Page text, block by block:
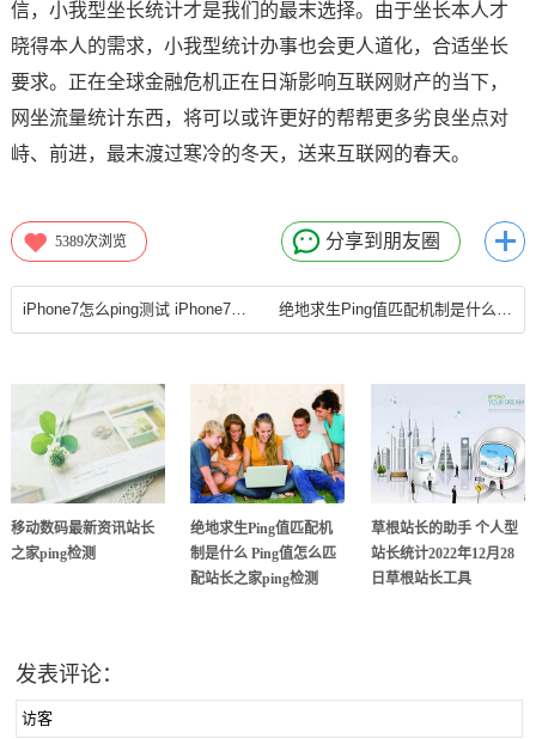
信，小我型坐长统计才是我们的最末选择。由于坐长本人才
晓得本人的需求，小我型统计办事也会更人道化，合适坐长
要求。正在全球金融危机正在日渐影响互联网财产的当下，
网坐流量统计东西，将可以或许更好的帮帮更多劣良坐点对
峙、前进，最末渡过寒冷的冬天，送来互联网的春天。
5389次浏览 分享到朋友圈
iPhone7怎么ping测试 iPhone7使用ping命令方法？站长之家ping检测 绝地求生Ping值匹配机制是什么 Ping值怎么匹配站长之家ping检测
移动数码最新资讯站长
之家ping检测
绝地求生Ping值匹配机
制是什么 Ping值怎么匹
配站长之家ping检测
草根站长的助手 个人型
站长统计2022年12月28
日草根站长工具
发表评论：